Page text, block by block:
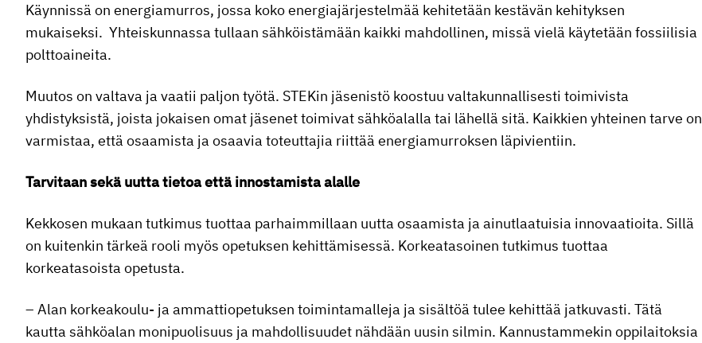
Käynnissä on energiamurros, jossa koko energiajärjestelmää kehitetään kestävän kehityksen
mukaiseksi. Yhteiskunnassa tullaan sähköistämään kaikki mahdollinen, missä vielä käytetään fossiilisia
polttoaineita.
Muutos on valtava ja vaatii paljon työtä. STEKin jäsenistö koostuu valtakunnallisesti toimivista
yhdistyksistä, joista jokaisen omat jäsenet toimivat sähköalalla tai lähellä sitä. Kaikkien yhteinen tarve on
varmistaa, että osaamista ja osaavia toteuttajia riittää energiamurroksen läpivientiin.
Tarvitaan sekä uutta tietoa että innostamista alalle
Kekkosen mukaan tutkimus tuottaa parhaimmillaan uutta osaamista ja ainutlaatuisia innovaatioita. Sillä
on kuitenkin tärkeä rooli myös opetuksen kehittämisessä. Korkeatasoinen tutkimus tuottaa
korkeatasoista opetusta.
– Alan korkeakoulu- ja ammattiopetuksen toimintamalleja ja sisältöä tulee kehittää jatkuvasti. Tätä
kautta sähköalan monipuolisuus ja mahdollisuudet nähdään uusin silmin. Kannustammekin oppilaitoksia